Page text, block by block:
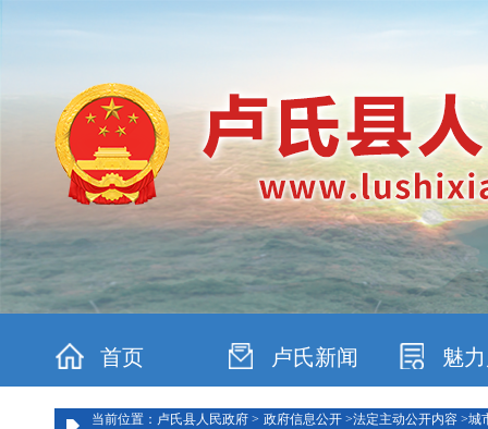
首页 卢氏新闻 魅
当前位置：卢氏县人民政府 > 政府信息公开 >法定主动公开内容 >城